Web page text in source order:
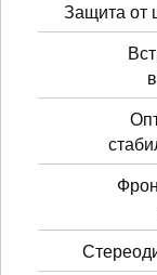
Защита от